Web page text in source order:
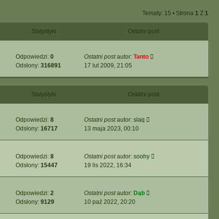
n
w
z
y
p
o
t
n
n
o
w
s
z
y
o
s
t
Tematy: 15 • Strona 1 Z 1
Statystyki Ostatni post
Odpowiedzi: 0
Odsłony: 316891
Ostatni postautor: Tanto
17 lut 2009, 21:05
Statystyki Ostatni post
Odpowiedzi: 8
Odsłony: 16717
Ostatni postautor: slaq
13 maja 2023, 00:10
Odpowiedzi: 8
Odsłony: 15447
Ostatni postautor: soohy
19 lis 2022, 16:34
Odpowiedzi: 2
Odsłony: 9129
Ostatni postautor: Dąb
10 paź 2022, 20:20